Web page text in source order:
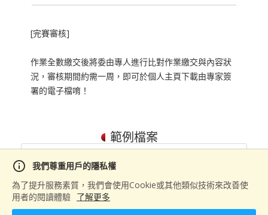
[完賽審核]
作業全數繳交後將委由專人進行比對作業繳交與內容狀
況，審核期間約需一周，即可於個人主頁下載由專家簽
署的電子檔唷！
範例檔案
Oops, 沒有任何作業程式碼。
info
我們尊重用戶的隱私權
為了提升服務素質，我們會使用Cookie或其他類似技術來改善使
用者的閱讀體驗 了解更多